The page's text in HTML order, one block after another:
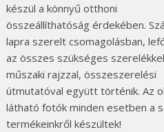
készül a könnyű otthoni
összeállíthatóság érdekében.
lapra szerelt csomagolásban,
az összes szükséges
műszaki rajzzal, összeszerelési
útmutatóval együtt történik. Az
látható fotók minden esetben a
termékeinkről készültek!